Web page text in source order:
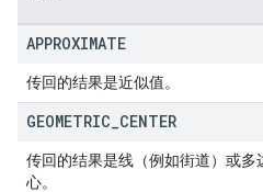
APPROXIMATE
传回的结果是近似值。
GEOMETRIC CENTER
传回的结果是线（例如街道）或
心。